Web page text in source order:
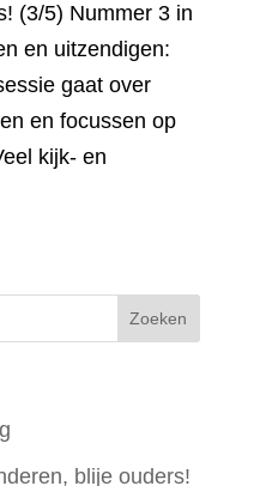
(3/5) Nummer 3 in
en uitzendigen:
gaat over
en focussen op
kijk- en
blije ouders!